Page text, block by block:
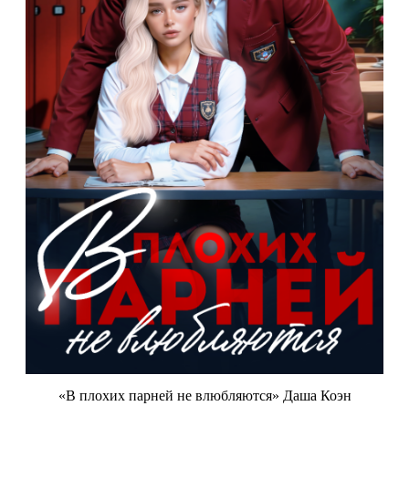
«В плохих парней не влюбляются» Даша Коэн